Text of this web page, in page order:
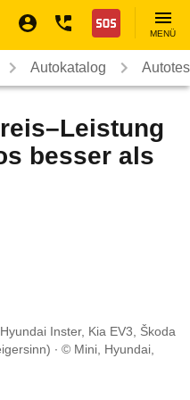
Nothilfe
MENÜ
Autokatalog
besser als
Inster, Kia EV3, Škoda
© Mini, Hyundai,